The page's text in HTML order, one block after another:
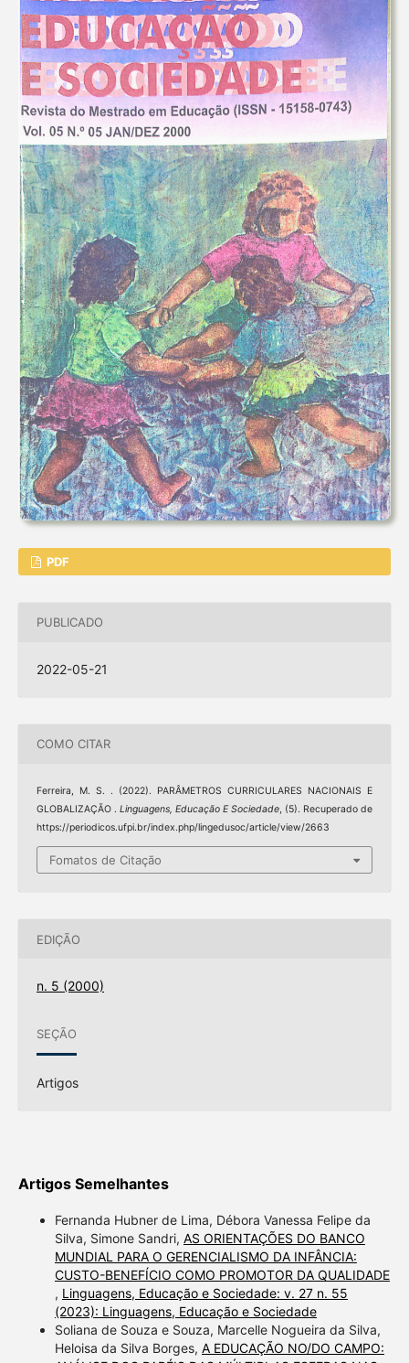
PDF
PUBLICADO
2022-05-21
COMO CITAR
Ferreira, M. S. . (2022). PARÂMETROS CURRICULARES NACIONAIS E
GLOBALIZAÇÃO . Linguagens, Educação E Sociedade, (5). Recuperado de
https://periodicos.ufpi.br/index.php/lingedusoc/article/view/2663
Fomatos de Citação
EDIÇÃO
n. 5 (2000)
SEÇÃO
Artigos
Artigos Semelhantes
Fernanda Hubner de Lima, Débora Vanessa Felipe da
Silva, Simone Sandri, AS ORIENTAÇÕES DO BANCO
MUNDIAL PARA O GERENCIALISMO DA INFÂNCIA:
CUSTO-BENEFÍCIO COMO PROMOTOR DA QUALIDADE
, Linguagens, Educação e Sociedade: v. 27 n. 55
(2023): Linguagens, Educação e Sociedade
Soliana de Souza e Souza, Marcelle Nogueira da Silva,
Heloisa da Silva Borges, A EDUCAÇÃO NO/DO CAMPO: